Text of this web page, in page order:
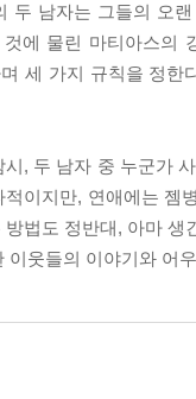
어요. 당시 똑같은 책
겠다고 맹세했다오.
까이 지낸 행복……. 그
응?”
틴이 자주 그리워요.
했죠.”
두 남자는 그들의 오
에 물린 마티아스의
세 가지 규칙을 정
, 두 남자 중 누군가
이지만, 연애에는 젬
법도 정반대, 아마
이웃들의 이야기와 어